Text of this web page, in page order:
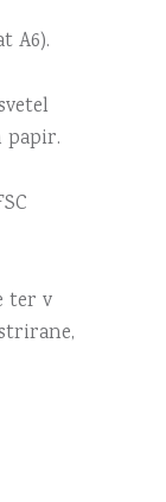
A6).
papir.
ter v